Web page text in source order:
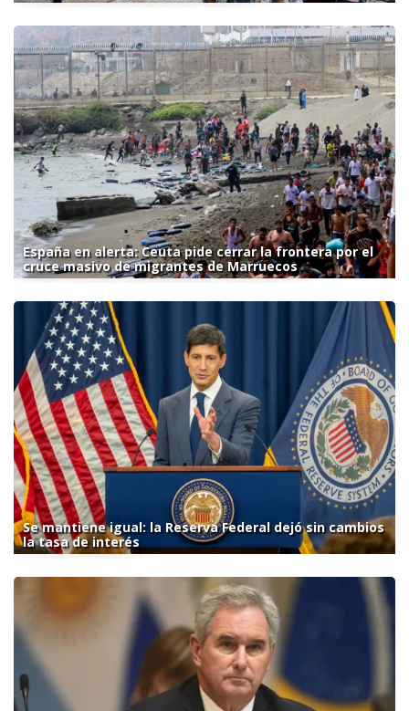
España en alerta: Ceuta pide cerrar la frontera por el
cruce masivo de migrantes de Marruecos
Se mantiene igual: la Reserva Federal dejó sin cambios
la tasa de interés